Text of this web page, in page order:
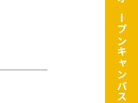
オープン
キャンパス